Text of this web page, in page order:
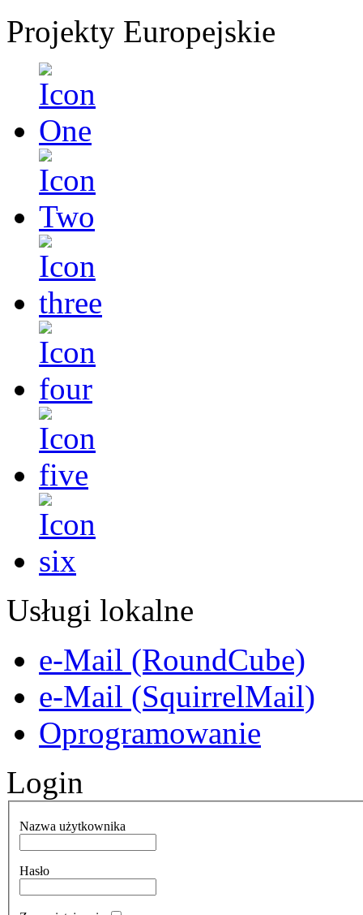
Projekty Europejskie
Usługi lokalne
e-Mail (RoundCube)
e-Mail (SquirrelMail)
Oprogramowanie
Login
Nazwa użytkownika
Hasło